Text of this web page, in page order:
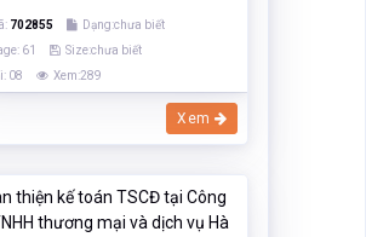
702855
Dạng:chưa biết
61
Size:chưa biết
08
Xem:289
Xem
thiện kế toán TSCĐ tại Công
thương mại và dịch vụ Hà